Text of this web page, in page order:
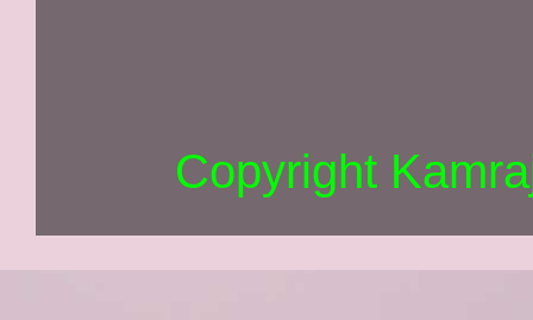
Copyright